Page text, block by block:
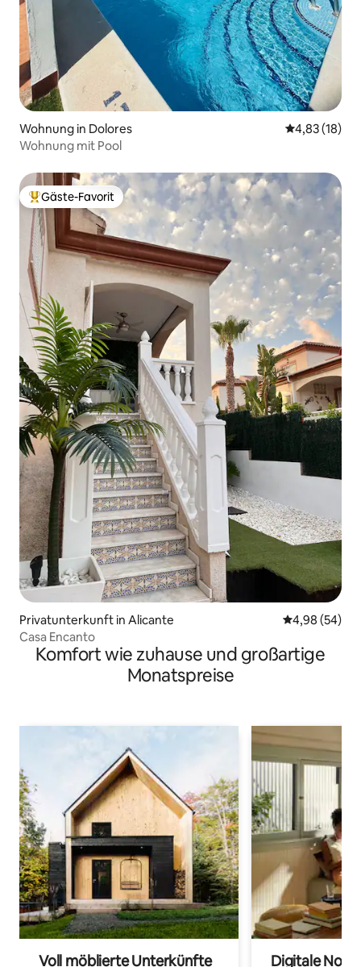
Wohnung in Dolores
4,83 (18)
Wohnung mit Pool
Beliebter Gäste-Favorit.
Gäste-Favorit
Privatunterkunft in Alicante
4,98 (54)
Casa Encanto
Komfort wie zuhause und großartige
Monatspreise
Voll möblierte Unterkünfte Digitale